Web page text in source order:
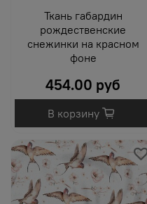
Ткань габардин
рождественские
снежинки на красном
фоне
454.00 руб
В корзину